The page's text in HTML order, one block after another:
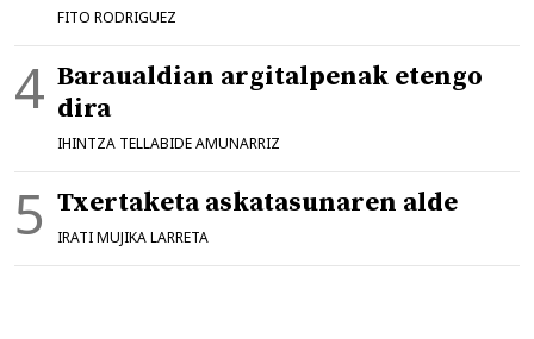
FITO RODRIGUEZ
Baraualdian argitalpenak etengo
dira
IHINTZA TELLABIDE AMUNARRIZ
Txertaketa askatasunaren alde
IRATI MUJIKA LARRETA